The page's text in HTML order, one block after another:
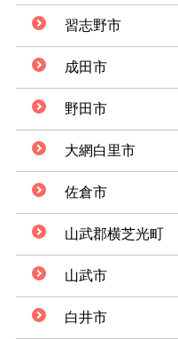
習志野市
成田市
野田市
大網白里市
佐倉市
山武郡横芝光町
山武市
白井市